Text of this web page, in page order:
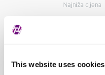
This website uses cookies
Najniža cijena
Kupnja
# Količina